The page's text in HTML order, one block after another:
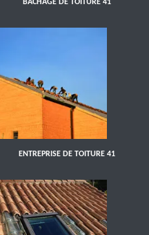
BÂCHAGE DE TOITURE 41
ENTREPRISE DE TOITURE 41